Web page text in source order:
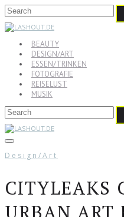
BEAUTY
DESIGN/ART
ESSEN/TRINKEN
FOTOGRAFIE
REISELUST
MUSIK
Design/Art
CITYLEAKS
URBAN ART